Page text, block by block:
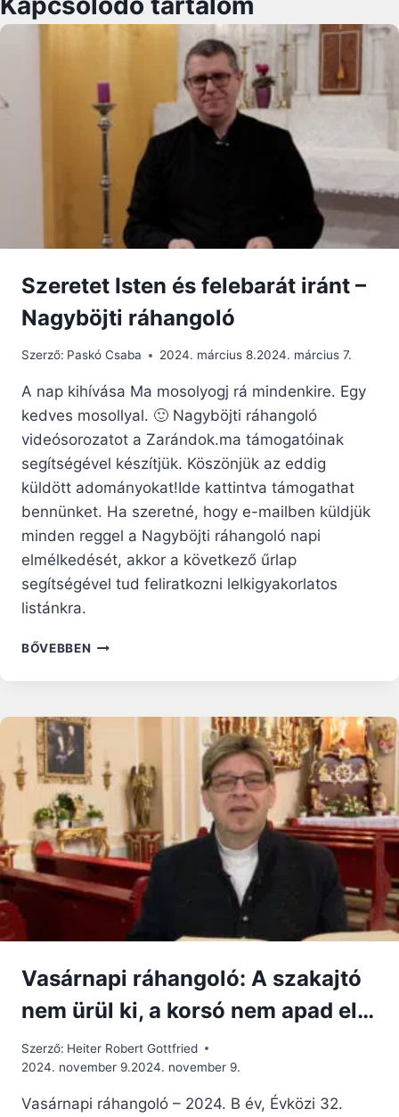
Szeretet Isten és felebarát iránt –
Nagyböjti ráhangoló
Szerző: Paskó Csaba 2024. március 8.2024. március 7.
A nap kihívása Ma mosolyogj rá mindenkire. Egy
kedves mosollyal. 🙂 Nagyböjti ráhangoló
videósorozatot a Zarándok.ma támogatóinak
segítségével készítjük. Köszönjük az eddig
küldött adományokat!Ide kattintva támogathat
bennünket. Ha szeretné, hogy e-mailben küldjük
minden reggel a Nagyböjti ráhangoló napi
elmélkedését, akkor a következő űrlap
segítségével tud feliratkozni lelkigyakorlatos
listánkra.
BŐVEBBEN SZERETET
IRÁNT
NAGYBÖJTI
RÁHANGOLÓ
Vasárnapi ráhangoló: A szakajtó
nem ürül ki, a korsó nem apad el…
Szerző: Heiter Robert Gottfried
2024. november 9.2024. november 9.
Vasárnapi ráhangoló – 2024. B év, Évközi 32.